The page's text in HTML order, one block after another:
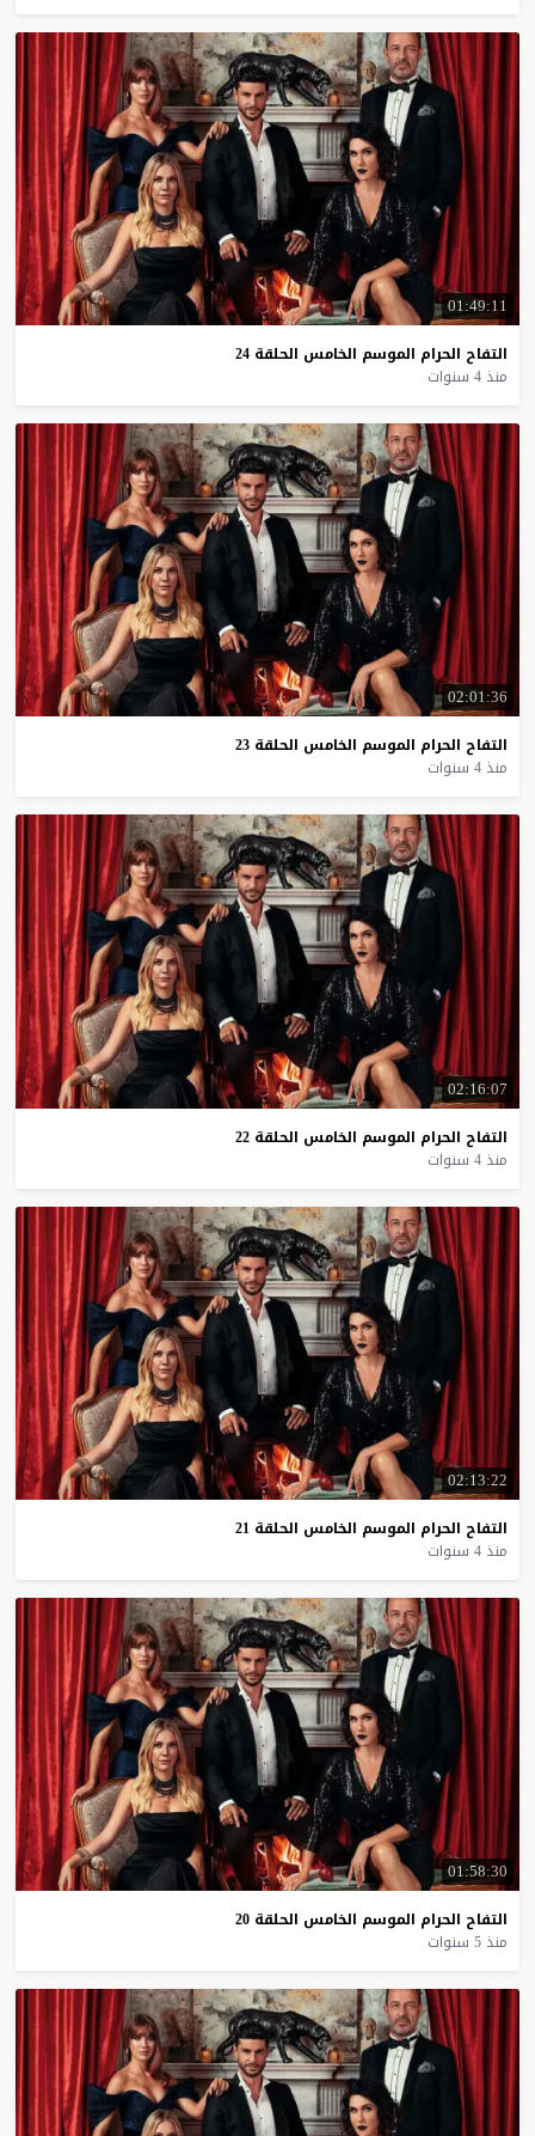
01:49:11
التفاح الحرام الموسم الخامس الحلقة 24
منذ 4 سنوات
02:01:36
التفاح الحرام الموسم الخامس الحلقة 23
منذ 4 سنوات
02:16:07
التفاح الحرام الموسم الخامس الحلقة 22
منذ 4 سنوات
02:13:22
التفاح الحرام الموسم الخامس الحلقة 21
منذ 4 سنوات
01:58:30
التفاح الحرام الموسم الخامس الحلقة 20
منذ 5 سنوات